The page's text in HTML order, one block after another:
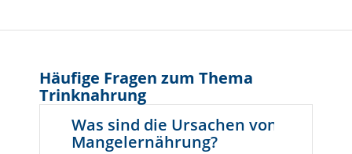
Häufige Fragen zum Thema
Trinknahrung
Was sind die Ursachen von
Mangelernährung?